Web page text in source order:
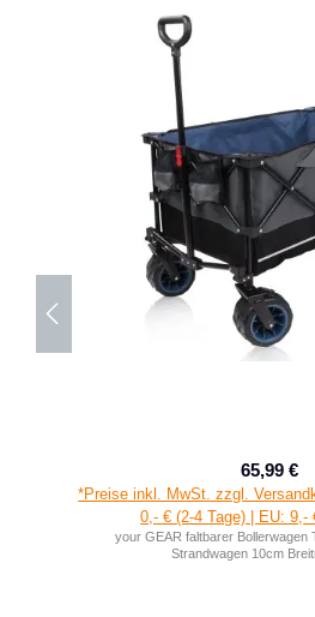
65,99 €
*Preise inkl. MwSt. zzgl.
0,- € (2-4 Tage) | EU: 9,-
your GEAR faltbarer Bollerwagen
Strandwagen 10cm